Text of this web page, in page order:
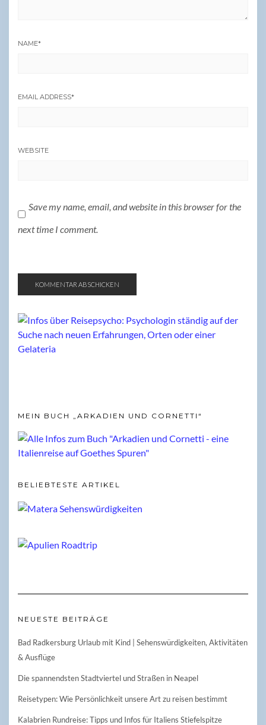
NAME*
EMAIL ADDRESS*
WEBSITE
Save my name, email, and website in this browser for the
next time I comment.
MEIN BUCH „ARKADIEN UND CORNETTI“
BELIEBTESTE ARTIKEL
NEUESTE BEITRÄGE
Bad Radkersburg Urlaub mit Kind | Sehenswürdigkeiten, Aktivitäten
& Ausflüge
Die spannendsten Stadtviertel und Straßen in Neapel
Reisetypen: Wie Persönlichkeit unsere Art zu reisen bestimmt
Kalabrien Rundreise: Tipps und Infos für Italiens Stiefelspitze